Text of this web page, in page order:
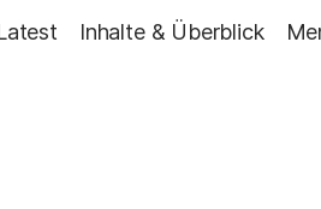
Inhalte & Überblick